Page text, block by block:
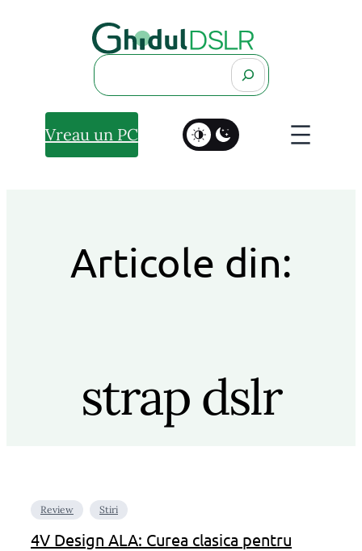
Search
Vreau un PC
Articole din:
strap dslr
Review Stiri
4V Design ALA: Curea clasica pentru